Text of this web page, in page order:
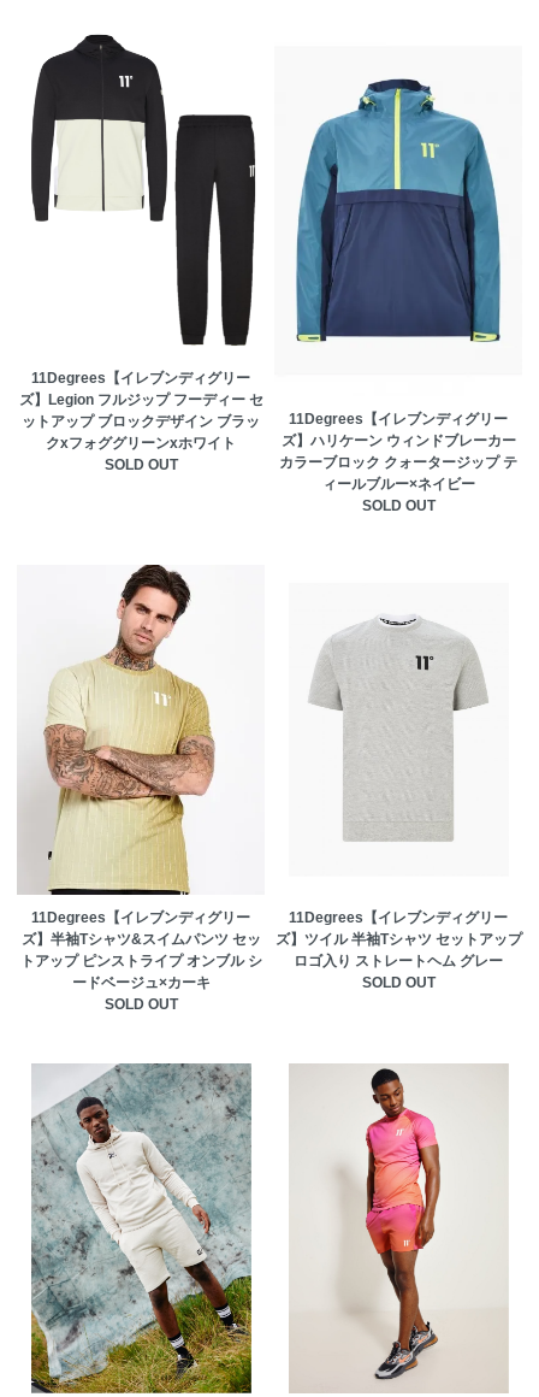
11Degrees【イレブンディグリー
ズ】Legion フルジップ フーディー セ
ットアップ ブロックデザイン ブラッ
クxフォググリーンxホワイト
SOLD OUT
11Degrees【イレブンディグリー
ズ】ハリケーン ウィンドブレーカー
カラーブロック クォータージップ テ
ィールブルー×ネイビー
SOLD OUT
11Degrees【イレブンディグリー
ズ】半袖Tシャツ&スイムパンツ セッ
トアップ ピンストライプ オンブル シ
ードベージュ×カーキ
SOLD OUT
11Degrees【イレブンディグリー
ズ】ツイル 半袖Tシャツ セットアップ
ロゴ入り ストレートヘム グレー
SOLD OUT